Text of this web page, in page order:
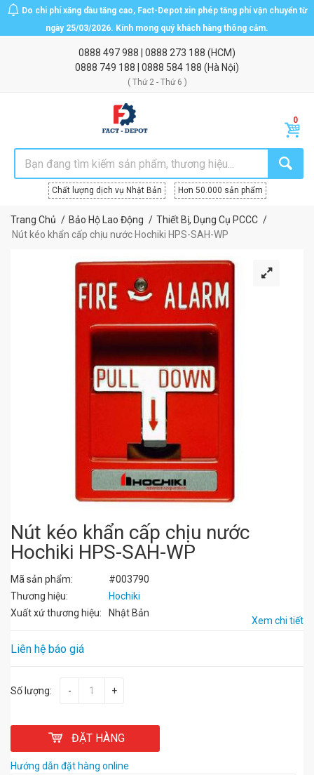
Do chi phí xăng dầu tăng cao, Fact-Depot xin phép tăng phí vận chuyển từ
ngày 25/03/2026. Kính mong quý khách hàng thông cảm.
0888 497 988 0888 273 188 (HCM)
0888 749 188
0888 584 188 (Hà Nội)
( Thứ 2 - Thứ 6 )
Chất lượng dịch vụ Nhật Bản Hơn 50.000 sản phẩm
Trang Chủ Bảo Hộ Lao Động
Thiết Bị, Dụng Cụ PCCC
Nút kéo khẩn cấp chịu nước Hochiki HPS-SAH-WP
Nút kéo khẩn cấp chịu nước
Hochiki HPS-SAH-WP
Mã sản phẩm:
#003790
Thương hiệu:
Hochiki
Xuất xứ thương hiệu:
Nhật Bản
Xem chi tiết
Liên hệ báo giá
Số lượng: - +
ĐẶT HÀNG
Hướng dẫn đặt hàng online